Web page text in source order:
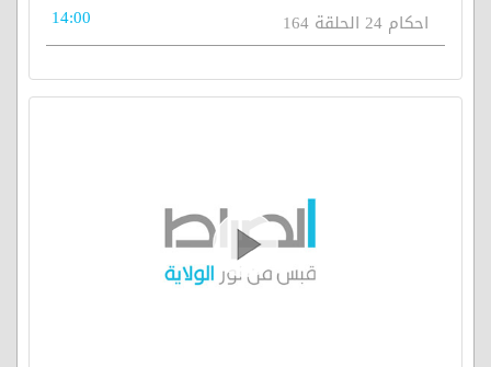
احكام 24 الحلقة 164 14:00